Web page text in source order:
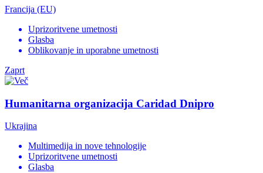
Francija (EU)
Uprizoritvene umetnosti
Glasba
Oblikovanje in uporabne umetnosti
Zaprt
Humanitarna organizacija Caridad Dnipro
Ukrajina
Multimedija in nove tehnologije
Uprizoritvene umetnosti
Glasba